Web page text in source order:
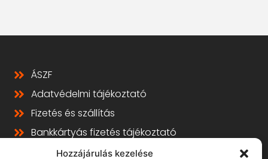
Hozzájárulás kezelése
ÁSZF
Adatvédelmi tájékoztató
Fizetés és szállítás
Bankkártyás fizetés tájékoztató